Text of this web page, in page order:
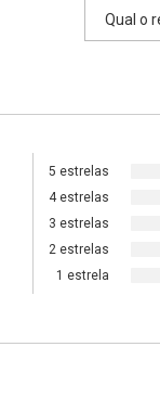
5 estrelas
4 estrelas
3 estrelas
2 estrelas
1 estrela